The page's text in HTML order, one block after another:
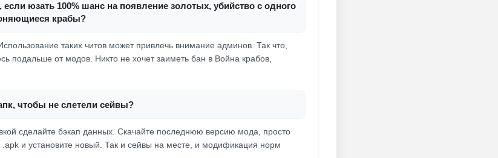
юзать 100% шанс на появление золотых, убийство с одного
крабы?
таких читов может привлечь внимание админов. Так что,
подальше от модов. Никто не хочет заиметь бан в Война крабов,
чтобы не слетели сейвы?
сделайте бэкап данных. Скачайте последнюю версию мода, просто
и установите новый. Так и сейвы на месте, и модификация норм